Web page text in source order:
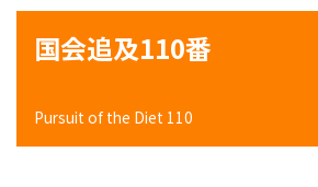
国会追及110番
Pursuit of the Diet 110